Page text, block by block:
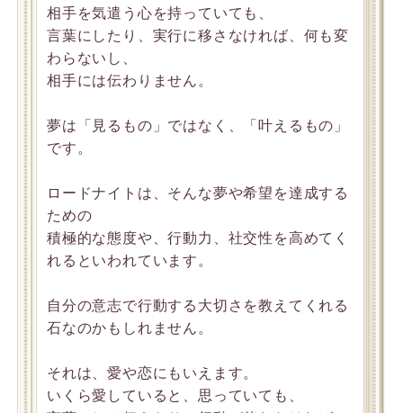
相手を気遣う心を持っていても、
言葉にしたり、実行に移さなければ、何も変
わらないし、
相手には伝わりません。
夢は「見るもの」ではなく、「叶えるもの」
です。
ロードナイトは、そんな夢や希望を達成する
ための
積極的な態度や、行動力、社交性を高めてく
れるといわれています。
自分の意志で行動する大切さを教えてくれる
石なのかもしれません。
それは、愛や恋にもいえます。
いくら愛していると、思っていても、